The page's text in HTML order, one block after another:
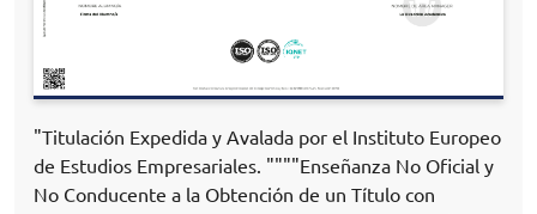
"Titulación Expedida y Avalada por el Instituto Europeo
de Estudios Empresariales. """"Enseñanza No Oficial y
No Conducente a la Obtención de un Título con